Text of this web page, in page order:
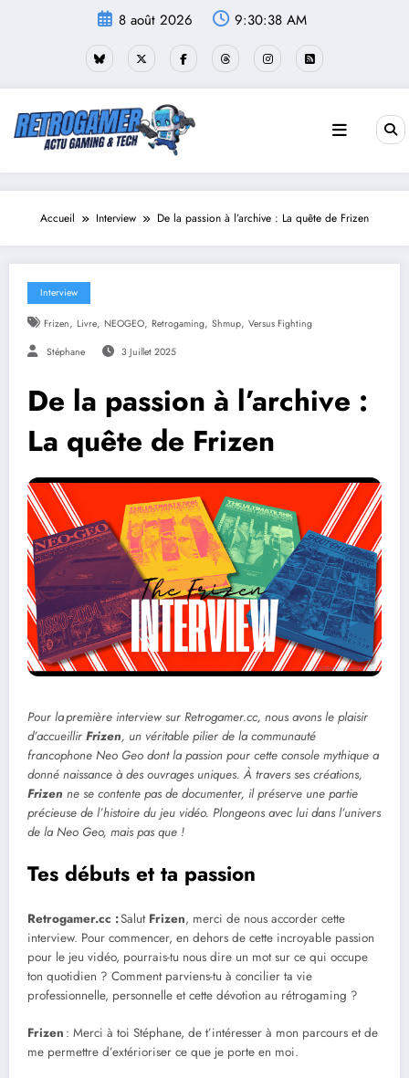
8 août 2026 9:30:40 AM
Accueil Interview De la passion à l’archive : La quête de Frizen
Interview
Frizen, Livre, NEOGEO, Retrogaming, Shmup, Versus Fighting
Stéphane 3 Juillet 2025
De la passion à l’archive :
La quête de Frizen
Pour la première interview sur Retrogamer.cc, nous avons le plaisir
d’accueillir Frizen, un véritable pilier de la communauté
francophone Neo Geo dont la passion pour cette console mythique a
donné naissance à des ouvrages uniques. À travers ses créations,
Frizen ne se contente pas de documenter, il préserve une partie
précieuse de l’histoire du jeu vidéo. Plongeons avec lui dans l’univers
de la Neo Geo, mais pas que !
Tes débuts et ta passion
Retrogamer.cc :Salut Frizen, merci de nous accorder cette
interview. Pour commencer, en dehors de cette incroyable passion
pour le jeu vidéo, pourrais-tu nous dire un mot sur ce qui occupe
ton quotidien ? Comment parviens-tu à concilier ta vie
professionnelle, personnelle et cette dévotion au rétrogaming ?
Frizen : Merci à toi Stéphane, de t’intéresser à mon parcours et de
me permettre d’extérioriser ce que je porte en moi.